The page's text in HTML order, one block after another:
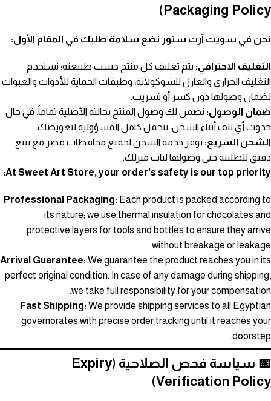
Packaging Policy)
نحن في سويت آرت ستور نضع سلامة طلبك في المقام الأول:
التغليف الاحترافي: يتم تغليف كل منتج حسب طبيعته؛ نستخدم
التغليف الحراري والعازل للشوكولاتة، وطبقات الحماية للأدوات والعبوات
لضمان وصولها دون كسر أو تسريب.
ضمان الوصول: نضمن لك وصول المنتج بحالته الأصلية تماماً. في حال
حدوث أي تلف أثناء الشحن، نتحمل كامل المسؤولية لتعويضك.
الشحن السريع: نوفر خدمة الشحن لجميع محافظات مصر مع تتبع
دقيق للطلبية حتى وصولها لباب منزلك.
At Sweet Art Store, your order's safety is our top priority:
Professional Packaging: Each product is packed according to
its nature; we use thermal insulation for chocolates and
protective layers for tools and bottles to ensure they arrive
without breakage or leakage.
Arrival Guarantee: We guarantee the product reaches you in its
perfect original condition. In case of any damage during shipping,
we take full responsibility for your compensation.
Fast Shipping: We provide shipping services to all Egyptian
governorates with precise order tracking until it reaches your
doorstep.
📅 سياسة فحص الصلاحية (Expiry
Verification Policy)